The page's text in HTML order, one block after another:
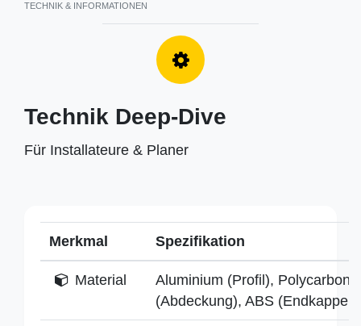
TECHNIK & INFORMATIONEN
Technik Deep-Dive
Für Installateure & Planer
Merkmal Spezifikation
Material
Aluminium (Profil),
(Abdeckung), ABS (Endkappen)